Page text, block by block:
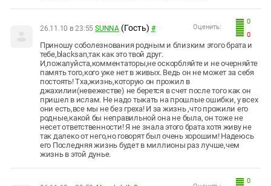
0
0
Оценить:
26.11.10 в 23:55 SUNNA (Гость) #
Приношу соболезнования родным и близким этого брата и
тебе,blаcksаn,так как это твой друг.
И,пожалуйста,комментаторы,не оскорбляйте и не очерняйте
память того,кого уже нет в живых. Ведь он не может за себя
постоять! Тха,жизнь,которую он прожил в
джахилии(невежестве) не берется в счет после того как он
пришел в ислам. Не надо тыкать на прошлые ошибки, у всех
они есть,все мы не без греха! И за жизнь ,что прожили его
родные,какой бы неправильной она не была, он тоже не
несет ответственности! Я не знала этого брата хотя живу не
так далеко от него,но говорят был очень хорошим! Надеюсь
его Последняя жизнь будет в миллионы раз лучше,чем
жизнь в этой дунье.
0